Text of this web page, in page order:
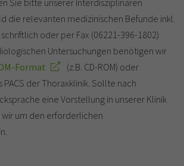
Sie bitte unserer Interdisziplinären
die relevanten medizinischen Befunde inkl.
oder per Fax (06221-396-1802)
Untersuchungen benötigen wir
Format
(z.B. CD-ROM) oder
der Thoraxklinik. Sollte nach
eine Vorstellung in unserer Klinik
um den erforderlichen